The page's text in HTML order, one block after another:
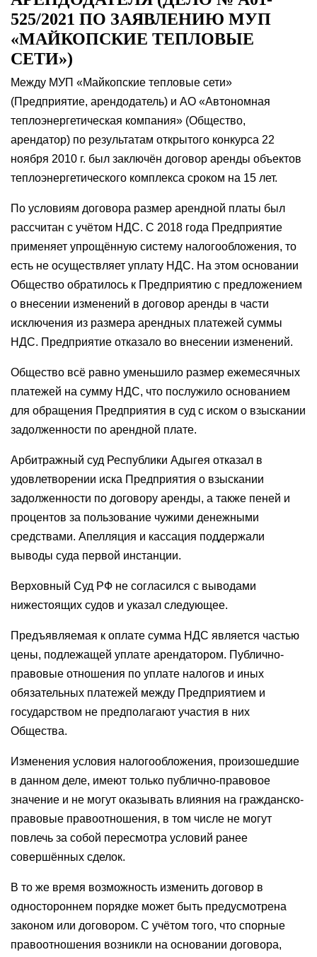
525/2021 ПО ЗАЯВЛЕНИЮ МУП
«МАЙКОПСКИЕ ТЕПЛОВЫЕ
СЕТИ»)
Между МУП «Майкопские тепловые сети»
(Предприятие, арендодатель) и АО «Автономная
теплоэнергетическая компания» (Общество,
арендатор) по результатам открытого конкурса 22
ноября 2010 г. был заключён договор аренды объектов
теплоэнергетического комплекса сроком на 15 лет.
По условиям договора размер арендной платы был
рассчитан с учётом НДС. С 2018 года Предприятие
применяет упрощённую систему налогообложения, то
есть не осуществляет уплату НДС. На этом основании
Общество обратилось к Предприятию с предложением
о внесении изменений в договор аренды в части
исключения из размера арендных платежей суммы
НДС. Предприятие отказало во внесении изменений.
Общество всё равно уменьшило размер ежемесячных
платежей на сумму НДС, что послужило основанием
для обращения Предприятия в суд с иском о взыскании
задолженности по арендной плате.
Арбитражный суд Республики Адыгея отказал в
удовлетворении иска Предприятия о взыскании
задолженности по договору аренды, а также пеней и
процентов за пользование чужими денежными
средствами. Апелляция и кассация поддержали
выводы суда первой инстанции.
Верховный Суд РФ не согласился с выводами
нижестоящих судов и указал следующее.
Предъявляемая к оплате сумма НДС является частью
цены, подлежащей уплате арендатором. Публично-
правовые отношения по уплате налогов и иных
обязательных платежей между Предприятием и
государством не предполагают участия в них
Общества.
Изменения условия налогообложения, произошедшие
в данном деле, имеют только публично-правовое
значение и не могут оказывать влияния на гражданско-
правовые правоотношения, в том числе не могут
повлечь за собой пересмотра условий ранее
совершённых сделок.
В то же время возможность изменить договор в
одностороннем порядке может быть предусмотрена
законом или договором. С учётом того, что спорные
правоотношения возникли на основании договора,